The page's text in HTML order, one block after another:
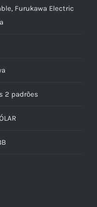
Furukawa Electric
2 padrões